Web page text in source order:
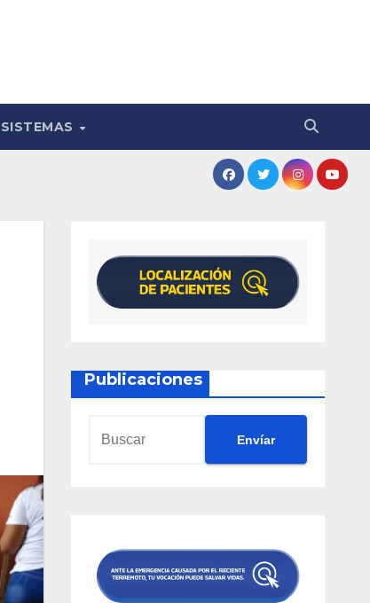
SISTEMAS
Publicaciones
Envíar